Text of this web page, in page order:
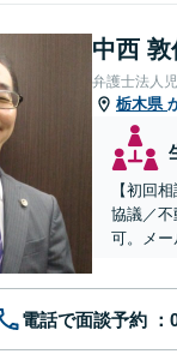
中西 敦
弁護士法人
栃木県
【初回
協議／
可。メ
電話で面談予約